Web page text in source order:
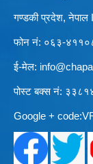
गण्डकी प्रदेश, नेपाल I
फोन नं: ०६३-
ई-मेल:
पोस्ट बक्स नं:
Google +